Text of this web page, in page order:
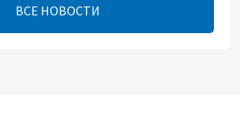
рынок и вводит
ВСЕ НОВОСТИ